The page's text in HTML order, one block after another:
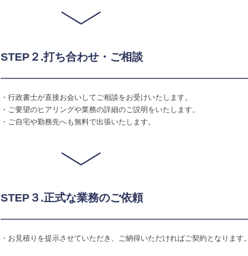
STEP２.打ち合わせ・ご相談
・行政書士が直接お会いしてご相談をお受けいたします。
・ご要望のヒアリングや業務の詳細のご説明をいたします。
・ご自宅や勤務先へも無料で出張いたします。
STEP３.正式な業務のご依頼
・お見積りを提示させていただき、ご納得いただければご契約となります。